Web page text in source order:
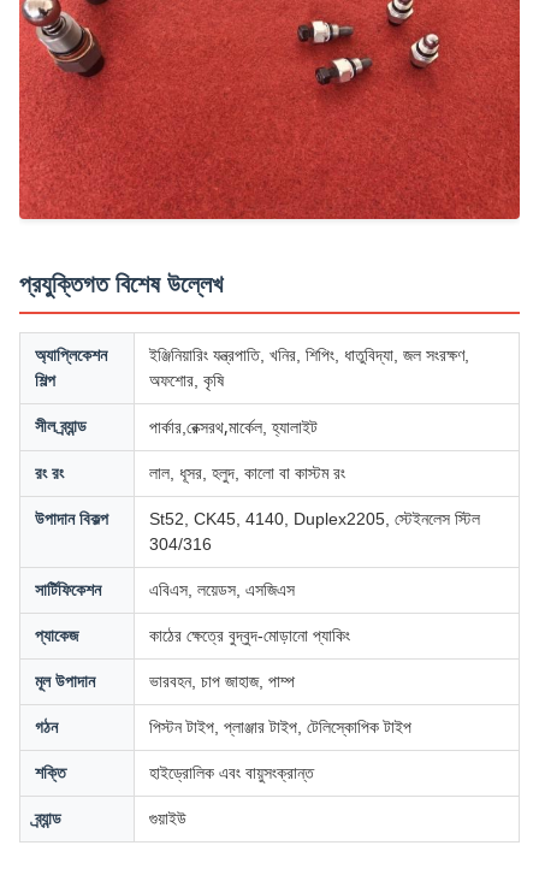
প্রযুক্তিগত বিশেষ উল্লেখ
অ্যাপ্লিকেশন
শিল্প
ইঞ্জিনিয়ারিং যন্ত্রপাতি, খনির, শিপিং, ধাতুবিদ্যা, জল সংরক্ষণ,
অফশোর, কৃষি
সীল ব্র্যান্ড পার্কার, রেক্সরথ,মার্কেল, হ্যালাইট
রং রং লাল, ধূসর, হলুদ, কালো বা কাস্টম রং
উপাদান বিকল্প
St52, CK45, 4140, Duplex2205, স্টেইনলেস স্টিল
304/316
সার্টিফিকেশন এবিএস, লয়েডস, এসজিএস
প্যাকেজ কাঠের ক্ষেত্রে বুদ্বুদ-মোড়ানো প্যাকিং
মূল উপাদান ভারবহন, চাপ জাহাজ, পাম্প
গঠন পিস্টন টাইপ, প্লাঞ্জার টাইপ, টেলিস্কোপিক টাইপ
শক্তি হাইড্রোলিক এবং বায়ুসংক্রান্ত
ব্র্যান্ড গুয়াইউ